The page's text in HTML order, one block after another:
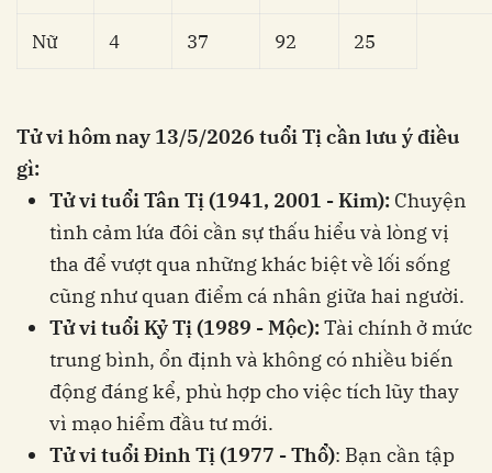
Nữ 4 37 92 25
Tử vi hôm nay 13/5/2026 tuổi Tị cần lưu ý điều
gì:
Tử vi tuổi Tân Tị (1941, 2001 - Kim): Chuyện
tình cảm lứa đôi cần sự thấu hiểu và lòng vị
tha để vượt qua những khác biệt về lối sống
cũng như quan điểm cá nhân giữa hai người.
Tử vi tuổi Kỷ Tị (1989 - Mộc):Tài chính ở mức
trung bình, ổn định và không có nhiều biến
động đáng kể, phù hợp cho việc tích lũy thay
vì mạo hiểm đầu tư mới.
Tử vi tuổi Đinh Tị (1977 - Thổ): Bạn cần tập